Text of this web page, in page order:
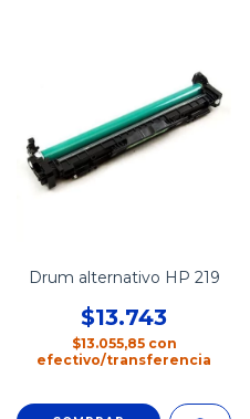
Drum alternativo HP 219
$13.743
$13.055,85 con
efectivo/transferencia